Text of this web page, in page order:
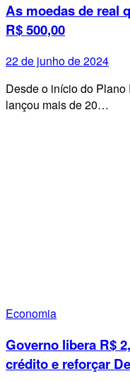
As moedas de real
R$ 500,00
22 de junho de 2024
Desde o início do
lançou mais de 20…
Economia
Governo libera R$
crédito e reforçar